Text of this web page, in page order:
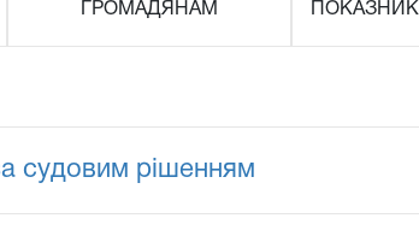
ГРОМАДЯНАМ
судовим рішенням